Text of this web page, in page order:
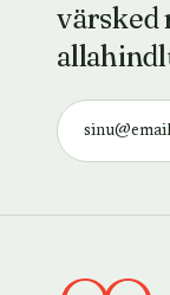
värsked